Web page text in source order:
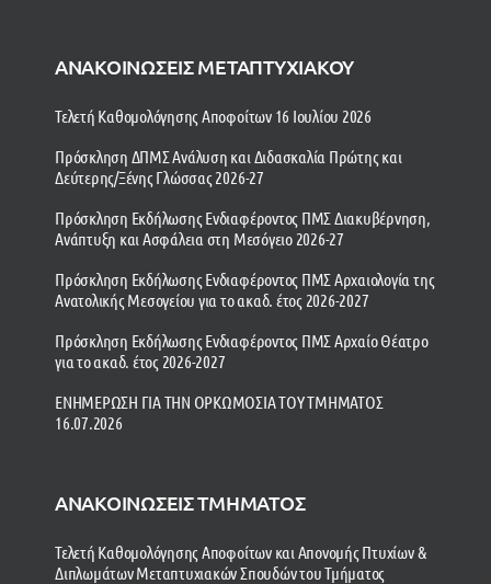
ΑΝΑΚΟΙΝΩΣΕΙΣ ΜΕΤΑΠΤΥΧΙΑΚΟΥ
Τελετή Καθομολόγησης Αποφοίτων 16 Ιουλίου 2026
Πρόσκληση ΔΠΜΣ Ανάλυση και Διδασκαλία Πρώτης και
Δεύτερης/Ξένης Γλώσσας 2026-27
Πρόσκληση Εκδήλωσης Ενδιαφέροντος ΠΜΣ Διακυβέρνηση,
Ανάπτυξη και Ασφάλεια στη Μεσόγειο 2026-27
Πρόσκληση Εκδήλωσης Ενδιαφέροντος ΠΜΣ Αρχαιολογία της
Ανατολικής Μεσογείου για το ακαδ. έτος 2026-2027
Πρόσκληση Εκδήλωσης Ενδιαφέροντος ΠΜΣ Αρχαίο Θέατρο
για το ακαδ. έτος 2026-2027
ΕΝΗΜΕΡΩΣΗ ΓΙΑ ΤΗΝ ΟΡΚΩΜΟΣΙΑ ΤΟΥ ΤΜΗΜΑΤΟΣ
16.07.2026
ΑΝΑΚΟΙΝΩΣΕΙΣ ΤΜΗΜΑΤΟΣ
Τελετή Καθομολόγησης Αποφοίτων και Απονομής Πτυχίων &
Διπλωμάτων Μεταπτυχιακών Σπουδών του Τμήματος